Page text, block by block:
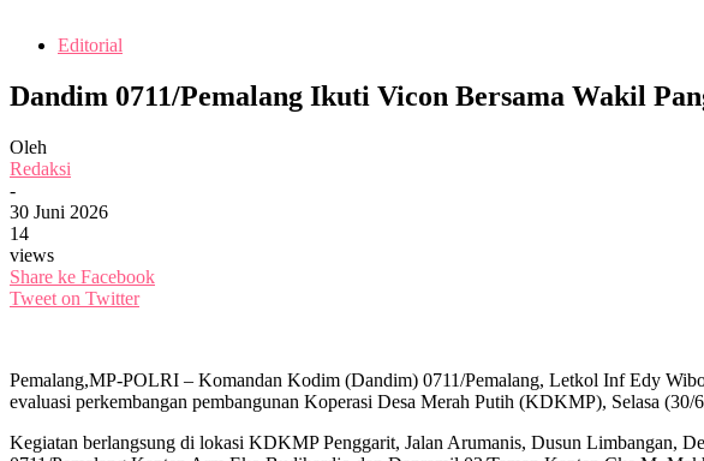
Editorial
Dandim 0711/Pemalang Ikuti Vicon Bersama Wakil
Oleh
Redaksi
-
30 Juni 2026
14
views
Share ke Facebook
Tweet on Twitter
Pemalang,MP-POLRI – Komandan Kodim (Dandim) 0711/Pemalang, Letkol Inf Edy
evaluasi perkembangan pembangunan Koperasi Desa Merah Putih (KDKMP), Selasa (30/
Kegiatan berlangsung di lokasi KDKMP Penggarit, Jalan Arumanis, Dusun Limbangan,